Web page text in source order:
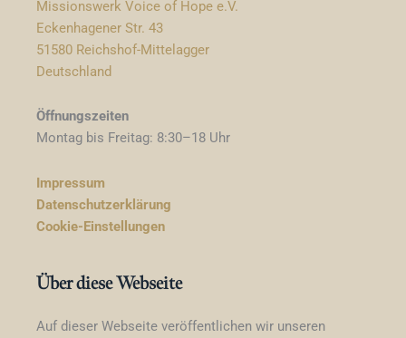
Missionswerk Voice of Hope e.V.
Eckenhagener Str. 43
51580 Reichshof-Mittelagger
Deutschland
Öffnungszeiten
Montag bis Freitag: 8:30–18 Uhr
Impressum
Datenschutzerklärung
Cookie-Einstellungen
Über diese Webseite
Auf dieser Webseite veröffentlichen wir unseren